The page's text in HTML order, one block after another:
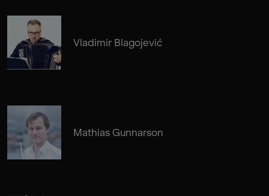
Vladimir Blagojević
Mathias Gunnarson